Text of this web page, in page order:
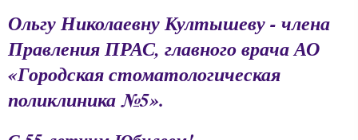
Ольгу Николаевну Култышеву - члена
Правления ПРАС, главного врача АО
«Городская стоматологическая
поликлиника №5».